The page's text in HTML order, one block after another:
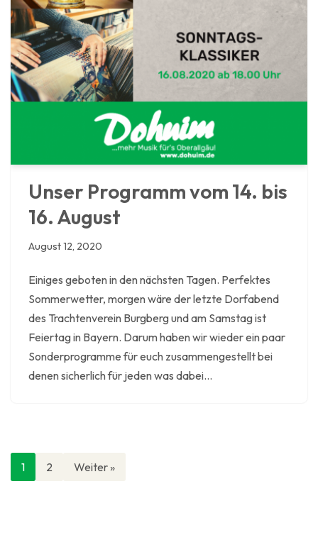
Unser Programm vom 14. bis
16. August
August 12, 2020
Einiges geboten in den nächsten Tagen. Perfektes
Sommerwetter, morgen wäre der letzte Dorfabend
des Trachtenverein Burgberg und am Samstag ist
Feiertag in Bayern. Darum haben wir wieder ein paar
Sonderprogramme für euch zusammengestellt bei
denen sicherlich für jeden was dabei…
1 2 Weiter »